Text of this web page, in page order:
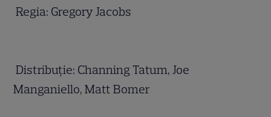
Regia: Gregory Jacobs
Distribuție: Channing Tatum, Joe
Manganiello, Matt Bomer